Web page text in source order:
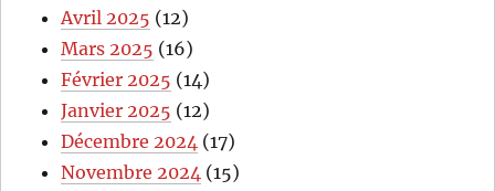
Avril 2025 (12)
Mars 2025 (16)
Février 2025 (14)
Janvier 2025 (12)
Décembre 2024 (17)
Novembre 2024 (15)